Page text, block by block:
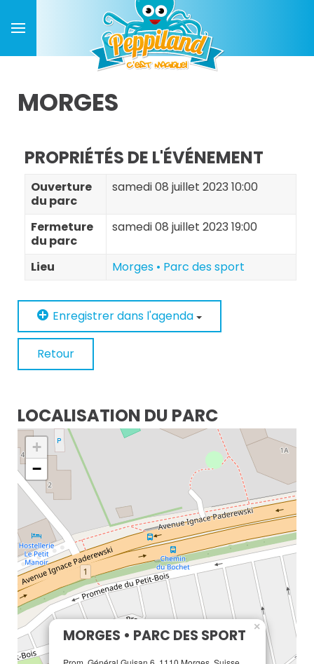
MORGES
PROPRIÉTÉS DE L'ÉVÉNEMENT
Ouverture
du parc
samedi 08 juillet 2023 10:00
Fermeture
du parc
samedi 08 juillet 2023 19:00
Lieu Morges • Parc des sport
Enregistrer dans l'agenda
Retour
LOCALISATION DU PARC
MORGES • PARC DES SPORT ×
+
−